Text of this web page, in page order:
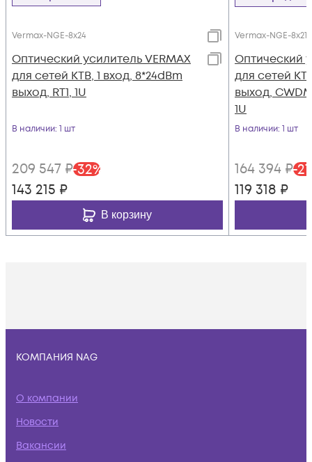
Vermax-NGE-8x24
Оптический усилитель VERMAX
для сетей КТВ, 1 вход, 8*24dBm
выход, RT1, 1U
В наличии: 1 шт
209 547 ₽-32%
143 215 ₽
В корзину
Vermax-NGE-8x21
Оптический
для сетей
выход, CWDM
1U
В наличии: 1 шт
164 394 ₽-27
119 318 ₽
КОМПАНИЯ NAG
О компании
Новости
Вакансии